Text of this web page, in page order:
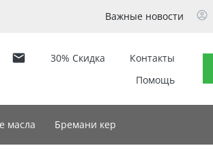
Важные новости
30% Скидка
Контакты
Помощь
масла Бремани кер